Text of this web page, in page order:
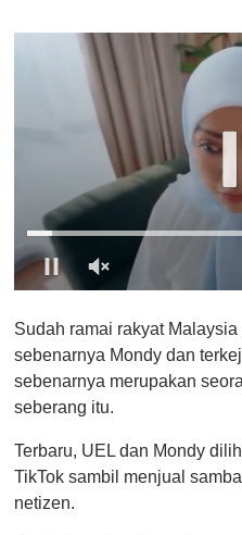
f
1
i
n
e
,
Sudah ramai rakyat
sebenarnya Mondy dan
sebenarnya merupakan
seberang itu.
Terbaru, UEL dan Mondy
TikTok sambil menjual
netizen.